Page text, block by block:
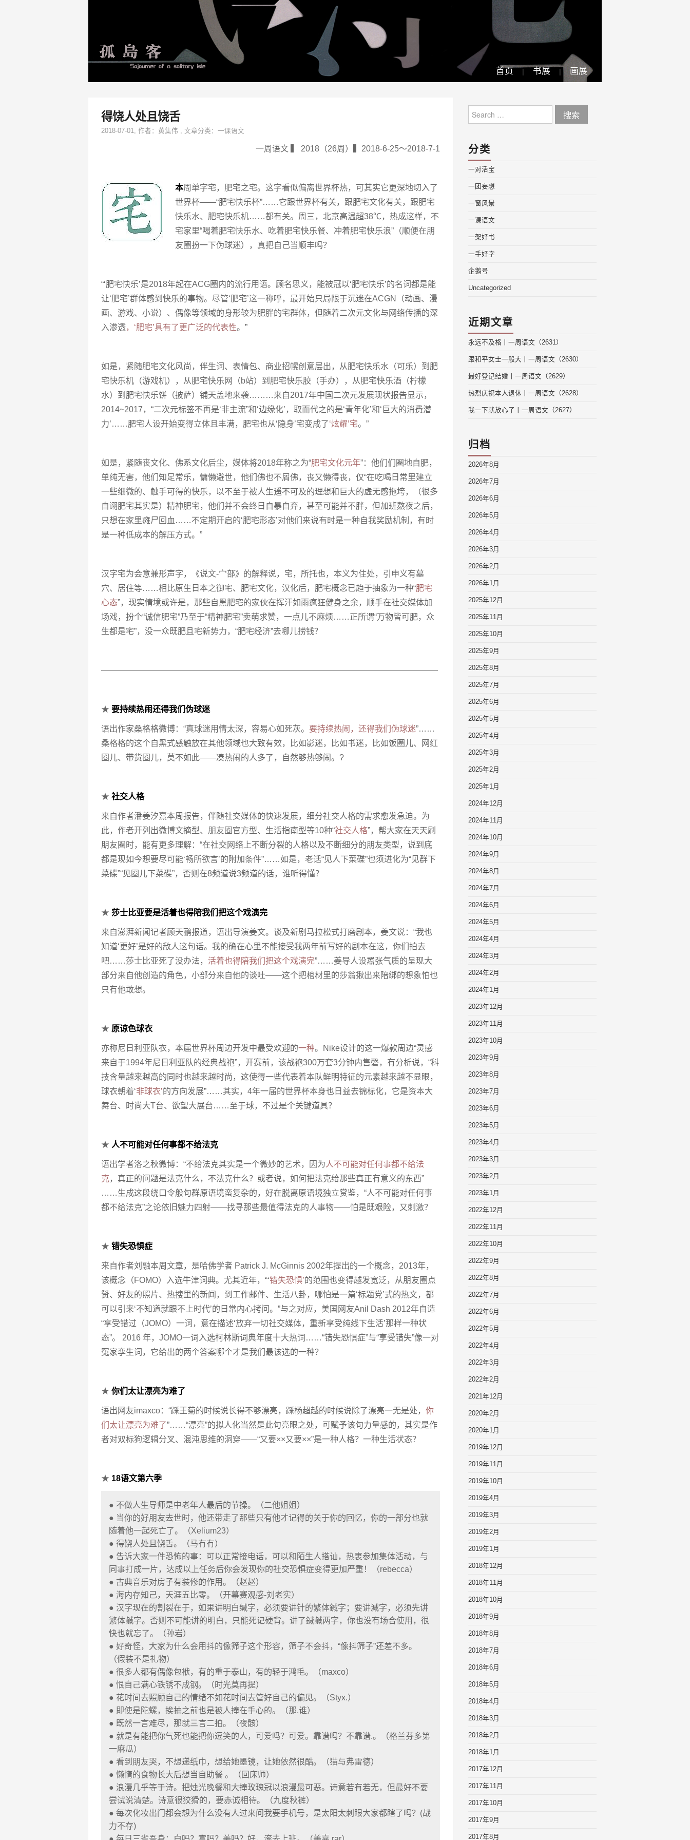
首页 书展 画展
得饶人处且饶舌
2018-07-01, 作者： 黄集伟 , 文章分类： 一课语文
一周语文 ▍ 2018（26周）▍2018-6-25～2018-7-1
本周单字宅，肥宅之宅。这字看似偏离世界杯热，可其实它更深地切入了
世界杯——“肥宅快乐杯”……它跟世界杯有关，跟肥宅文化有关，跟肥宅
快乐水、肥宅快乐机……都有关。周三，北京高温超38℃，热成这样，不
宅家里“喝着肥宅快乐水、吃着肥宅快乐餐、冲着肥宅快乐浪”（顺便在朋
友圈扮一下伪球迷），真把自己当顺丰吗？
“‘肥宅快乐’是2018年起在ACG圈内的流行用语。顾名思义，能被冠以‘肥宅快乐’的名词都是能
让‘肥宅’群体感到快乐的事物。尽管‘肥宅’这一称呼，最开始只局限于沉迷在ACGN（动画、漫
画、游戏、小说）、偶像等领域的身形较为肥胖的宅群体，但随着二次元文化与网络传播的深
入渗透，‘肥宅’具有了更广泛的代表性。”
如是，紧随肥宅文化风尚，伴生词、表情包、商业招幌创意层出，从肥宅快乐水（可乐）到肥
宅快乐机（游戏机），从肥宅快乐网（b站）到肥宅快乐胶（手办），从肥宅快乐酒（柠檬
水）到肥宅快乐饼（披萨）铺天盖地来袭………来自2017年中国二次元发展现状报告显示，
2014~2017，“二次元标签不再是‘非主流”和‘边缘化’，取而代之的是‘青年化’和‘巨大的消费潜
力’……肥宅人设开始变得立体且丰满，肥宅也从‘隐身’宅变成了‘炫耀’宅。”
如是，紧随丧文化、佛系文化后尘，媒体将2018年称之为“肥宅文化元年”：他们们圈地自肥，
单纯无害，他们知足常乐，慵懒避世，他们佛也不屑佛，丧又懒得丧，仅“在吃喝日常里建立
一些细微的、触手可得的快乐，以不至于被人生遥不可及的理想和巨大的虚无感拖垮，（很多
自诩肥宅其实是）精神肥宅，他们并不会终日自暴自弃，甚至可能并不胖，但加班熬夜之后，
只想在家里瘫尸回血……不定期开启的‘肥宅形态’对他们来说有时是一种自我奖励机制，有时
是一种低成本的解压方式。”
汉字宅为会意兼形声字，《说文-宀部》的解释说，宅，所托也，本义为住处，引申义有墓
穴、居住等……相比原生日本之御宅、肥宅文化，汉化后，肥宅概念已趋于抽象为一种“肥宅
心态”，现实情境或许是，那些自黑肥宅的家伙在挥汗如雨疯狂健身之余，顺手在社交媒体加
场戏，扮个“诚信肥宅”乃至于“精神肥宅”卖萌求赞，一点儿不麻烦……正所谓“万物皆可肥，众
生都是宅”，没一众既肥且宅新势力，“肥宅经济”去哪儿捞钱？
—————————————————————————————————————————
★ 要持续热闹还得我们伪球迷
语出作家桑格格微博：“真球迷用情太深，容易心如死灰。 要持续热闹，还得我们伪球迷”……
桑格格的这个自黑式感触放在其他领域也大致有效，比如影迷，比如书迷，比如饭圈儿、网红
圈儿、带货圈儿，莫不如此——凑热闹的人多了，自然够热够闹。?
★ 社交人格
来自作者潘姜汐熹本周报告，伴随社交媒体的快速发展，细分社交人格的需求愈发急迫。为
此，作者开列出微博文摘型、朋友圈官方型、生活指南型等10种“社交人格”，帮大家在天天刷
朋友圈时，能有更多理解：“在社交网络上不断分裂的人格以及不断细分的朋友类型，说到底
都是现如今想要尽可能‘畅所欲言’的附加条件”……如是，老话“见人下菜碟”也须进化为“见群下
菜碟”“见圈儿下菜碟”，否则在8频道说3频道的话，谁听得懂？
★ 莎士比亚要是活着也得陪我们把这个戏演完
来自澎湃新闻记者顾天鹂报道，语出导演姜文。谈及新剧马拉松式打磨剧本，姜文说：“我也
知道‘更好’是好的敌人这句话。我的确在心里不能接受我两年前写好的剧本在这，你们拍去
吧……莎士比亚死了没办法， 活着也得陪我们把这个戏演完”……姜导人设嚣张气质的呈现大
部分来自他创造的角色，小部分来自他的谈吐——这个把棺材里的莎翁揪出来陪绑的想象怕也
只有他敢想。
★ 原谅色球衣
亦称尼日利亚队衣，本届世界杯周边开发中最受欢迎的一种。Nike设计的这一爆款周边“灵感
来自于1994年尼日利亚队的经典战袍”，开赛前，该战袍300万套3分钟内售磬，有分析说，“科
技含量越来越高的同时也越来越时尚，这使得一些代表着本队鲜明特征的元素越来越不显眼，
球衣朝着‘非球衣’的方向发展”……其实，4年一届的世界杯本身也日益去锦标化，它是资本大
舞台、时尚大T台、欲望大展台……至于球，不过是个关键道具？
★ 人不可能对任何事都不给法克
语出学者洛之秋微博：“不给法克其实是一个微妙的艺术，因为人不可能对任何事都不给法
克 ，真正的问题是法克什么，不法克什么？或者说，如何把法克给那些真正有意义的东西”
……生成这段绕口令般句群原语境蛮复杂的，好在脱离原语境独立赏鉴，“人不可能对任何事
都不给法克”之论依旧魅力四射——找寻那些最值得法克的人事物——怕是既艰险，又刺激？
★ 错失恐惧症
来自作者刘融本周文章，是哈佛学者 Patrick J. McGinnis 2002年提出的一个概念，2013年，
该概念（FOMO）入选牛津词典。尤其近年，“‘错失恐惧’的范围也变得越发宽泛，从朋友圈点
赞、好友的照片、热搜里的新闻，到工作邮件、生活八卦，哪怕是一篇‘标题党’式的热文，都
可以引来‘不知道就跟不上时代’的日常内心拷问。”与之对应，美国网友Anil Dash 2012年自造
“享受错过（JOMO）一词，意在描述‘放弃一切社交媒体，重新享受纯线下生活’那样一种状
态”。 2016 年，JOMO一词入选柯林斯词典年度十大热词……“错失恐惧症”与“享受错失”像一对
冤家孪生词，它给出的两个答案哪个才是我们最该选的一种？
★ 你们太让漂亮为难了
语出网友imaxco：“踩王菊的时候说长得不够漂亮，踩杨超越的时候说除了漂亮一无是处， 你
们太让漂亮为难了”……“漂亮”的拟人化当然是此句亮眼之处，可赋予该句力量感的，其实是作
者对双标狗逻辑分叉、混沌思维的洞穿——“又要××又要××”是一种人格？一种生活状态？
★ 18语文第六季
● 不做人生导师是中老年人最后的节操。（二他姐姐）
● 当你的好朋友去世时，他还带走了那些只有他才记得的关于你的回忆，你的一部分也就
随着他一起死亡了。（Xelium23）
● 得饶人处且饶舌。（马冇冇）
● 告诉大家一件恐怖的事：可以正常接电话，可以和陌生人搭讪，热衷参加集体活动，与
同事打成一片，达成以上任务后你会发现你的社交恐惧症变得更加严重！（rebecca）
● 古典音乐对房子有装修的作用。（赵赵）
● 海内存知己，天涯五比零。（开幕赛观感-刘老实）
● 汉字现在的割裂在于，如果讲明白缄字，必须要讲针的繁体鍼字；要讲減字，必须先讲
繁体鹹字。否则不可能讲的明白，只能死记硬背。讲了鍼鹹两字，你也没有场合使用，很
快也就忘了。（孙岩）
● 好奇怪，大家为什么会用抖的像筛子这个形容，筛子不会抖，“像抖筛子”还差不多。
（假装不是礼物）
● 很多人都有偶像包袱，有的重于泰山，有的轻于鸿毛。（maxco）
● 恨自己满心铁锈不成钢。（时光莫再提）
● 花时间去照顾自己的情绪不如花时间去管好自己的偏见。（Styx.）
● 即使是陀螺，挨抽之前也是被人捧在手心的。（那.谁）
● 既然一言难尽，那就三言二拍。（夜骸）
● 就是有能把你气死也能把你逗笑的人，可爱吗？可爱。靠谱吗？不靠谱.。（格兰芬多第
一麻瓜）
● 看到朋友哭，不想递纸巾，想给她墨镜，让她依然很酷。（猫与弗雷德）
● 懒惰的食物长大后想当自助餐 。（回床师）
● 浪漫几乎等于诗。把烛光晚餐和大捧玫瑰冠以浪漫最可恶。诗意若有若无，但最好不要
尝试说清楚。诗意很狡猾的，要赤诚相待。（九度秋裤）
● 每次化妆出门都会想为什么没有人过来问我要手机号，是太阳太刺眼大家都瞎了吗？(战
力不存)
for:
分类
一对活宝
一团妄想
一窗风景
一课语文
一架好书
一手好字
企鹅号
Uncategorized
近期文章
永远不及格丨一周语文（2631）
跟和平女士一般大丨一周语文（2630）
最好登记结婚丨一周语文（2629）
热烈庆祝本人退休丨一周语文（2628）
我一下就放心了丨一周语文（2627）
归档
2026年8月
2026年7月
2026年6月
2026年5月
2026年4月
2026年3月
2026年2月
2026年1月
2025年12月
2025年11月
2025年10月
2025年9月
2025年8月
2025年7月
2025年6月
2025年5月
2025年4月
2025年3月
2025年2月
2025年1月
2024年12月
2024年11月
2024年10月
2024年9月
2024年8月
2024年7月
2024年6月
2024年5月
2024年4月
2024年3月
2024年2月
2024年1月
2023年12月
2023年11月
2023年10月
2023年9月
2023年8月
2023年7月
2023年6月
2023年5月
2023年4月
2023年3月
2023年2月
2023年1月
2022年12月
2022年11月
2022年10月
2022年9月
2022年8月
2022年7月
2022年6月
2022年5月
2022年4月
2022年3月
2022年2月
2021年12月
2020年2月
2020年1月
2019年12月
2019年11月
2019年10月
2019年4月
2019年3月
2019年2月
2019年1月
2018年12月
2018年11月
2018年10月
2018年9月
2018年8月
2018年7月
2018年6月
2018年5月
2018年4月
2018年3月
2018年2月
2018年1月
2017年12月
2017年11月
2017年10月
2017年9月
2017年8月